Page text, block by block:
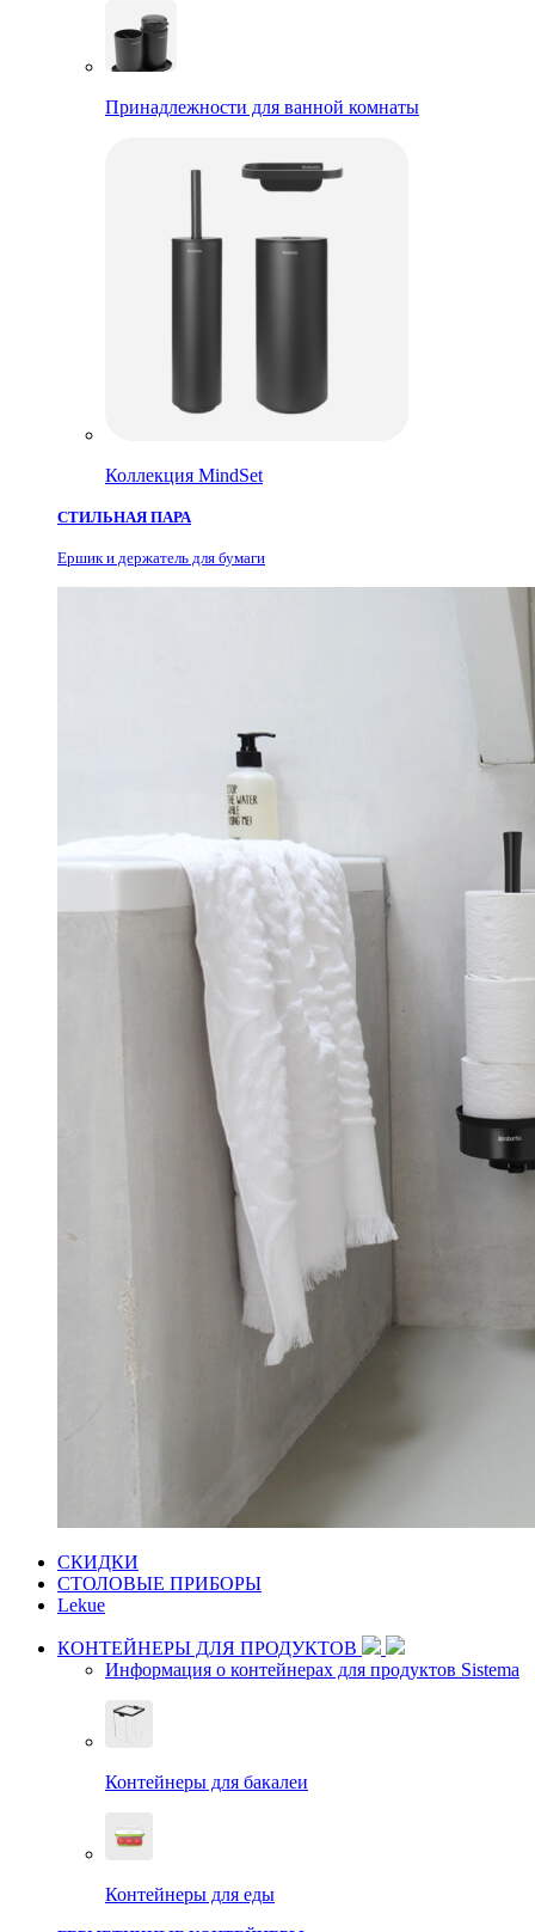
Принадлежности для ванной комнаты
Коллекция MindSet
СТИЛЬНАЯ ПАРА
Ершик и держатель для бумаги
СКИДКИ
СТОЛОВЫЕ ПРИБОРЫ
Lekue
КОНТЕЙНЕРЫ ДЛЯ ПРОДУКТОВ
Информация о контейнерах для продуктов Sistema
Контейнеры для бакалеи
Контейнеры для еды